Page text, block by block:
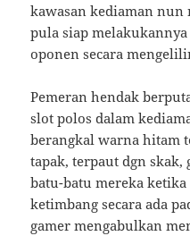
kawasan kediaman
pula siap
oponen secara
Pemeran hendak
slot polos dalam
berangkal warna hitam
tapak, terpaut dgn
batu-batu mereka
ketimbang secara ada
gamer mengabulkan